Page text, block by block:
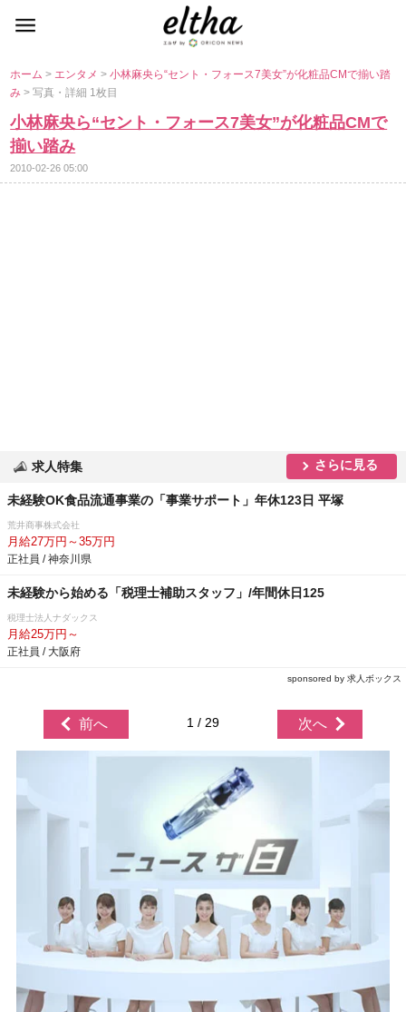
ホーム> エンタメ>小林麻央ら“セント・フォース7美女”が化粧品CMで揃い踏
み> 写真・詳細 1枚目
小林麻央ら“セント・フォース7美女”が化粧品CMで
揃い踏み
2010-02-26 05:00
求人特集 さらに見る
未経験OK食品流通事業の「事業サポート」年休123日 平塚
荒井商事株式会社
月給27万円～35万円
正社員 / 神奈川県
未経験から始める「税理士補助スタッフ」/年間休日125
税理士法人ナダックス
月給25万円～
正社員 / 大阪府
sponsored by 求人ボックス
前へ 1 / 29 次へ